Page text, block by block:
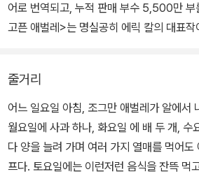
어로 번역되고, 누적 판매 부수 5,500만 부
고픈 애벌레>는 명실공히 에릭 칼의 대표작
의 모습은 어린아이들의 시선을 단숨에 사로
작고 작은 알에서 태어난 조그마한 애벌레
사과, 자두, 배 같은 먹이들을 먹으며 조금
애벌레는 초콜릿케이크와 아이스크림 등을
줄거리
어느 일요일 아침, 조그만 애벌레가 알에서
월요일에 사과 하나, 화요일 에 배 두 개,
다 양을 늘려 가며 여러 가지 열매를 먹어
프다. 토요일에는 이런저런 음식을 잔뜩 먹